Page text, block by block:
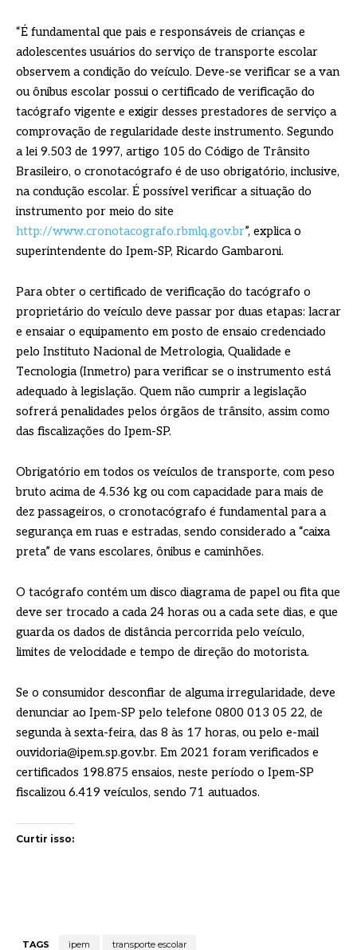
“É fundamental que pais e responsáveis de crianças e
adolescentes usuários do serviço de transporte escolar
observem a condição do veículo. Deve-se verificar se a van
ou ônibus escolar possui o certificado de verificação do
tacógrafo vigente e exigir desses prestadores de serviço a
comprovação de regularidade deste instrumento. Segundo
a lei 9.503 de 1997, artigo 105 do Código de Trânsito
Brasileiro, o cronotacógrafo é de uso obrigatório, inclusive,
na condução escolar. É possível verificar a situação do
instrumento por meio do site
http://www.cronotacografo.rbmlq.gov.br”, explica o
superintendente do Ipem-SP, Ricardo Gambaroni.
Para obter o certificado de verificação do tacógrafo o
proprietário do veículo deve passar por duas etapas: lacrar
e ensaiar o equipamento em posto de ensaio credenciado
pelo Instituto Nacional de Metrologia, Qualidade e
Tecnologia (Inmetro) para verificar se o instrumento está
adequado à legislação. Quem não cumprir a legislação
sofrerá penalidades pelos órgãos de trânsito, assim como
das fiscalizações do Ipem-SP.
Obrigatório em todos os veículos de transporte, com peso
bruto acima de 4.536 kg ou com capacidade para mais de
dez passageiros, o cronotacógrafo é fundamental para a
segurança em ruas e estradas, sendo considerado a “caixa
preta” de vans escolares, ônibus e caminhões.
O tacógrafo contém um disco diagrama de papel ou fita que
deve ser trocado a cada 24 horas ou a cada sete dias, e que
guarda os dados de distância percorrida pelo veículo,
limites de velocidade e tempo de direção do motorista.
Se o consumidor desconfiar de alguma irregularidade, deve
denunciar ao Ipem-SP pelo telefone 0800 013 05 22, de
segunda à sexta-feira, das 8 às 17 horas, ou pelo e-mail
ouvidoria@ipem.sp.gov.br. Em 2021 foram verificados e
certificados 198.875 ensaios, neste período o Ipem-SP
fiscalizou 6.419 veículos, sendo 71 autuados.
Curtir isso:
TAGS ipem transporte escolar